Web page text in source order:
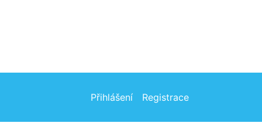
Přihlášení Registrace